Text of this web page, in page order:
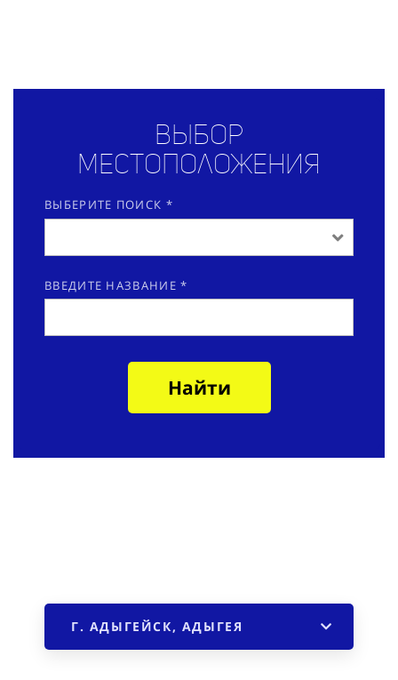
Выбор
местоположения
ВЫБЕРИТЕ ПОИСК *
ВВЕДИТЕ НАЗВАНИЕ *
Найти
Г. АДЫГЕЙСК, АДЫГЕЯ